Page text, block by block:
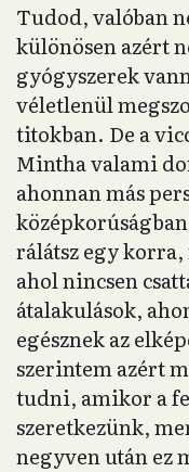
Tudod, valóban
különösen azért
gyógyszerek
véletlenül
titokban. De a
Mintha valami
ahonnan más
rálátsz egy
ahol nincsen
átalakulások,
egésznek az
szerintem azért
tudni, amikor a
szeretkezünk,
negyven után ez